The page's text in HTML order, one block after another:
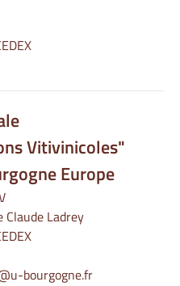
Vitivinicoles"
Europe
Ladrey
bourgogne.fr